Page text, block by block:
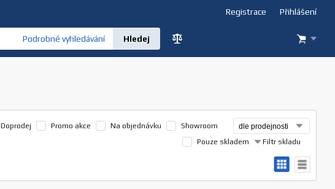
Přihlášení
Registrace
Podrobné vyhledávání
Doprodej Promo akce Na objednávku
Showroom
Filtr skladu
Pouze skladem